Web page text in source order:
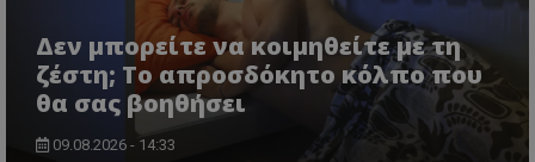
Δεν μπορείτε να κοιμηθείτε με τη
ζέστη; Το απροσδόκητο κόλπο που
θα σας βοηθήσει
09.08.2026 - 14:33